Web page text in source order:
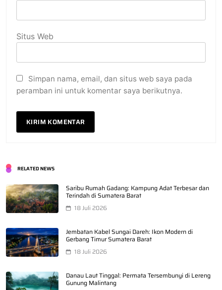
Situs Web
Simpan nama, email, dan situs web saya pada
peramban ini untuk komentar saya berikutnya.
RELATED NEWS
Saribu Rumah Gadang: Kampung Adat Terbesar dan
Terindah di Sumatera Barat
18 Juli 2026
Jembatan Kabel Sungai Dareh: Ikon Modern di
Gerbang Timur Sumatera Barat
18 Juli 2026
Danau Laut Tinggal: Permata Tersembunyi di Lereng
Gunung Malintang